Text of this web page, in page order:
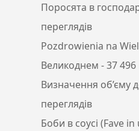
Поросята в
переглядів
Pozdrowienia na
Великоднем - 37 496
Визначення об’єму
переглядів
Боби в соусі (Fave